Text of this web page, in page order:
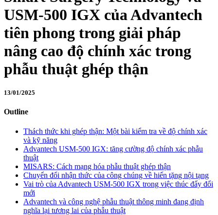
USM-500 IGX của Advantech
tiên phong trong giải pháp
nâng cao độ chính xác trong
phẫu thuật ghép thận
13/01/2025
Outline
Thách thức khi ghép thận: Một bài kiểm tra về độ chính xác
và kỹ năng
Advantech USM-500 IGX: tăng cường độ chính xác phẫu
thuật
MISARS: Cách mạng hóa phẫu thuật ghép thận
Chuyển đổi nhận thức của công chúng về hiến tặng nội tạng
Vai trò của Advantech USM-500 IGX trong việc thúc đẩy đổi
mới
Advantech và công nghệ phẫu thuật thông minh đang định
nghĩa lại tương lai của phẫu thuật